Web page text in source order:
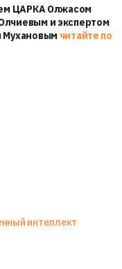
ЦАРКА Олжасом
и экспертом
Мухановым читайте по
интеллект